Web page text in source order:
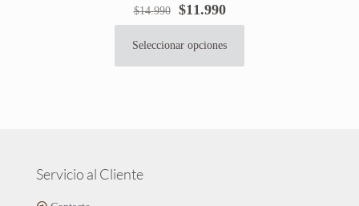
$14.990
El
precio
original
$11.990El
precio
actual
Seleccionar opciones
producto
se
Servicio al Cliente